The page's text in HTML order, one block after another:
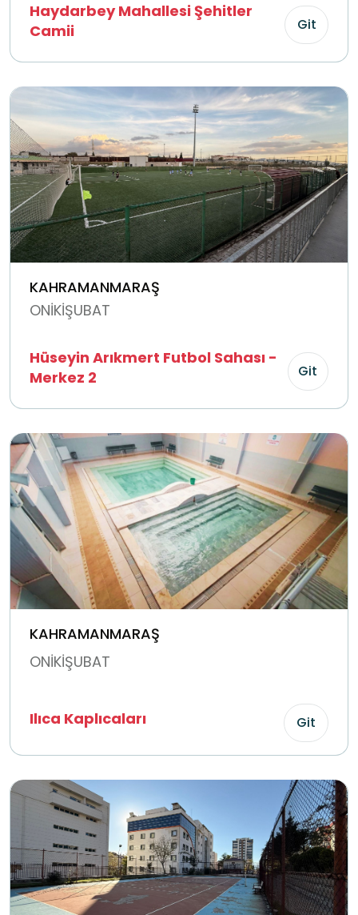
Haydarbey Mahallesi Şehitler
Camii
Git
KAHRAMANMARAŞ
ONİKİŞUBAT
Hüseyin Arıkmert Futbol Sahası -
Merkez 2
Git
KAHRAMANMARAŞ
ONİKİŞUBAT
Ilıca Kaplıcaları Git